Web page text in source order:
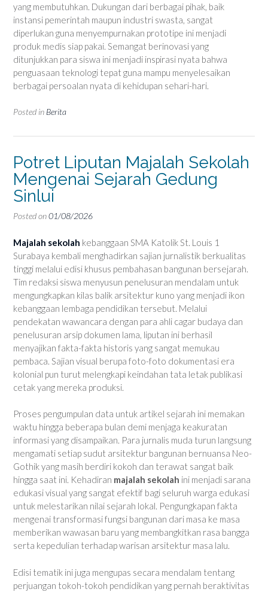
yang membutuhkan. Dukungan dari berbagai pihak, baik
instansi pemerintah maupun industri swasta, sangat
diperlukan guna menyempurnakan prototipe ini menjadi
produk medis siap pakai. Semangat berinovasi yang
ditunjukkan para siswa ini menjadi inspirasi nyata bahwa
penguasaan teknologi tepat guna mampu menyelesaikan
berbagai persoalan nyata di kehidupan sehari-hari.
Posted in Berita
Potret Liputan Majalah Sekolah
Mengenai Sejarah Gedung
Sinlui
Posted on01/08/2026
Majalah sekolah kebanggaan SMA Katolik St. Louis 1
Surabaya kembali menghadirkan sajian jurnalistik berkualitas
tinggi melalui edisi khusus pembahasan bangunan bersejarah.
Tim redaksi siswa menyusun penelusuran mendalam untuk
mengungkapkan kilas balik arsitektur kuno yang menjadi ikon
kebanggaan lembaga pendidikan tersebut. Melalui
pendekatan wawancara dengan para ahli cagar budaya dan
penelusuran arsip dokumen lama, liputan ini berhasil
menyajikan fakta-fakta historis yang sangat memukau
pembaca. Sajian visual berupa foto-foto dokumentasi era
kolonial pun turut melengkapi keindahan tata letak publikasi
cetak yang mereka produksi.
Proses pengumpulan data untuk artikel sejarah ini memakan
waktu hingga beberapa bulan demi menjaga keakuratan
informasi yang disampaikan. Para jurnalis muda turun langsung
mengamati setiap sudut arsitektur bangunan bernuansa Neo-
Gothik yang masih berdiri kokoh dan terawat sangat baik
hingga saat ini. Kehadiran majalah sekolah ini menjadi sarana
edukasi visual yang sangat efektif bagi seluruh warga edukasi
untuk melestarikan nilai sejarah lokal. Pengungkapan fakta
mengenai transformasi fungsi bangunan dari masa ke masa
memberikan wawasan baru yang membangkitkan rasa bangga
serta kepedulian terhadap warisan arsitektur masa lalu.
Edisi tematik ini juga mengupas secara mendalam tentang
perjuangan tokoh-tokoh pendidikan yang pernah beraktivitas